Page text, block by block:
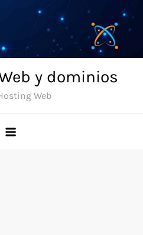
y dominios
Web